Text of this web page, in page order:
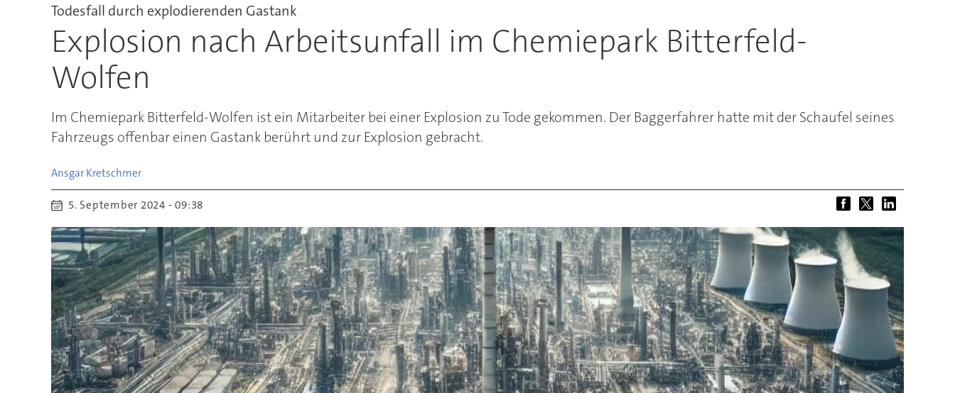
Todesfall durch explodierenden Gastank
Explosion nach Arbeitsunfall im Chemiepark Bitterfeld-
Wolfen
Im Chemiepark Bitterfeld-Wolfen ist ein Mitarbeiter bei einer Explosion zu Tode gekommen. Der Baggerfahrer hatte mit der Schaufel seines
Fahrzeugs offenbar einen Gastank berührt und zur Explosion gebracht.
Ansgar Kretschmer
5. September 2024 - 09:38